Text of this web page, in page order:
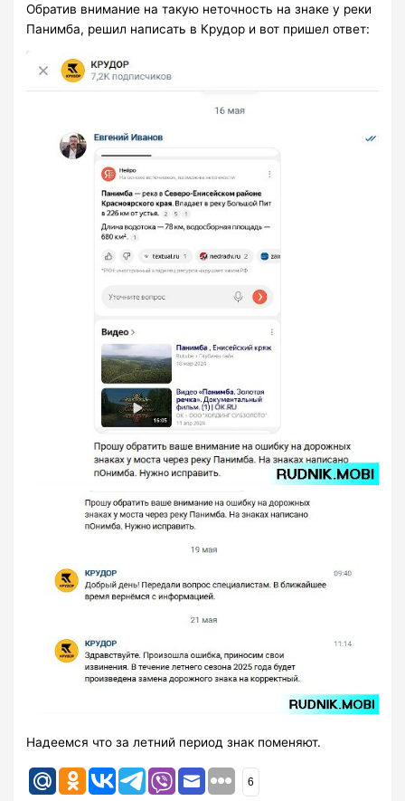
Обратив внимание на такую неточность на знаке у реки
Панимба, решил написать в Крудор и вот пришел ответ:
Надеемся что за летний период знак поменяют.
6